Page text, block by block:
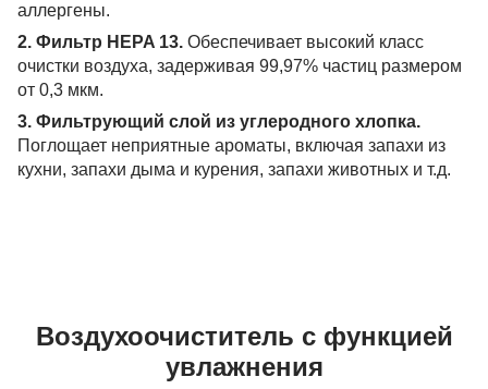
аллергены.
2. Фильтр HEPA 13. Обеспечивает высокий класс
очистки воздуха, задерживая 99,97% частиц размером
от 0,3 мкм.
3. Фильтрующий слой из углеродного хлопка.
Поглощает неприятные ароматы, включая запахи из
кухни, запахи дыма и курения, запахи животных и т.д.
Воздухоочиститель с функцией
увлажнения